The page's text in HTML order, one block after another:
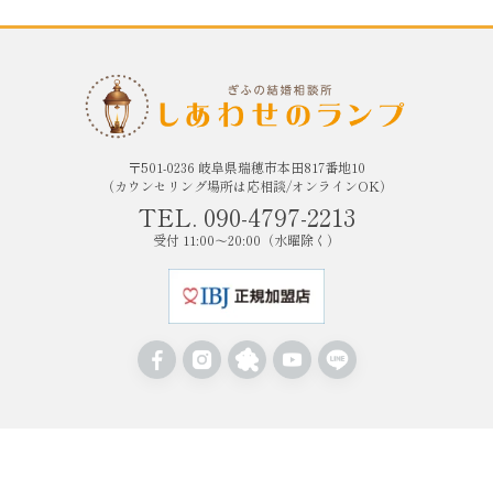
〒501-0236 岐阜県瑞穂市本田817番地10
（カウンセリング場所は応相談/オンラインOK）
TEL. 090-4797-2213
受付 11:00〜20:00（水曜除く）